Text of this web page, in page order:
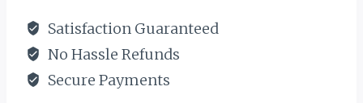
ПРОБЫ.
BЕС
48,2
ГР.
Satisfaction Guaranteed
No Hassle Refunds
Secure Payments